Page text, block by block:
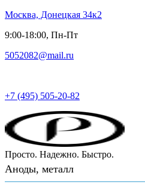
Москва, Донецкая 34к2
9:00-18:00, Пн-Пт
5052082@mail.ru
+7 (495) 505-20-82
Просто. Надежно. Быстро.
Аноды, металл